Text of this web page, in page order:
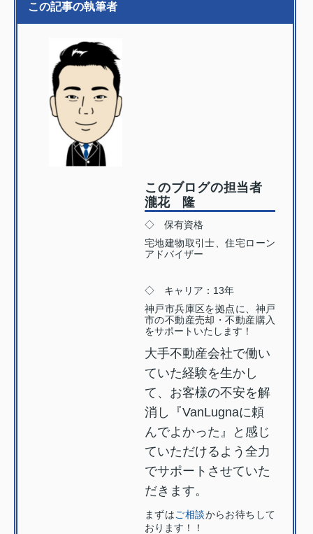
この記事の執筆者
このブログの担当者
瀧花 隆
◇ 保有資格
宅地建物取引士、住宅ローン
アドバイザー
◇ キャリア：13年
神戸市兵庫区を拠点に、神戸
市の不動産売却・不動産購入
をサポートいたします！
大手不動産会社で働い
ていた経験を生かし
て、お客様の不安を解
消し『VanLugnaに頼
んでよかった』と感じ
ていただけるよう全力
でサポートさせていた
だきます。
まずはご相談からお待ちして
おります！！